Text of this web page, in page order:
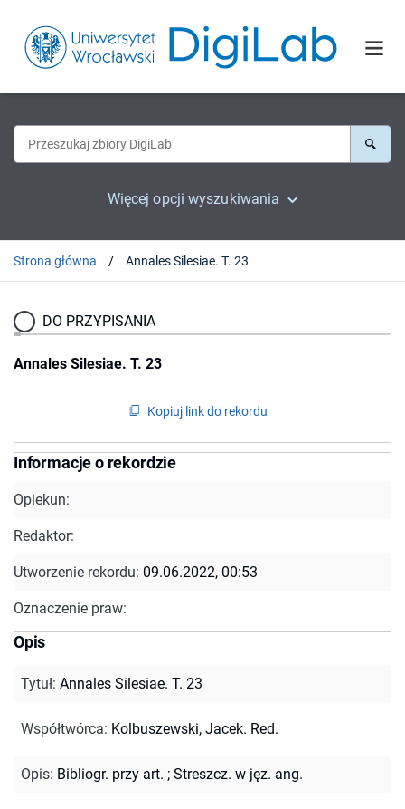
Więcej opcji wyszukiwania
Strona główna Annales Silesiae. T. 23
DO PRZYPISANIA
Annales Silesiae. T. 23
Kopiuj link do rekordu
Informacje o rekordzie
Opiekun:
Redaktor:
Utworzenie rekordu: 09.06.2022, 00:53
Oznaczenie praw:
Opis
Tytuł: Annales Silesiae. T. 23
Współtwórca: Kolbuszewski, Jacek. Red.
Opis: Bibliogr. przy art. ; Streszcz. w jęz. ang.